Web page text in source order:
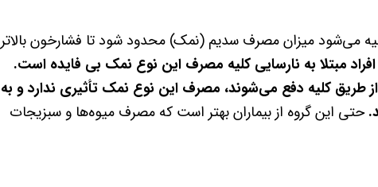
می‌شود میزان مصرف سدیم (نمک) محدود شود تا فشارخون بالاتر
مبتلا به نارسایی کلیه مصرف این نوع نمک بی فایده است.
واقع، باید گفت از آنجا که سدیم و پتاسیم هر ۲ از طریق کلیه دفع می‌شوند، مصرف این نوع نمک تأثیری ندارد و به
حتی این گروه از بیماران بهتر است که مصرف میوه‌ها و سبزیجات